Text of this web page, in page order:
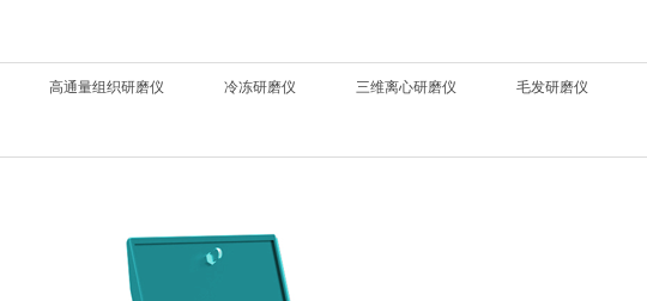
高通量组织研磨仪 冷冻研磨仪 三维离心研磨仪 毛发研磨仪